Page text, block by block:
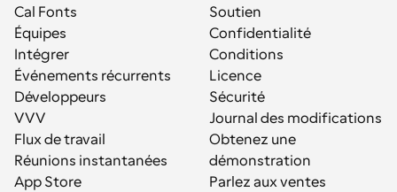
Cal Fonts
Équipes
Intégrer
Événements récurrents
Développeurs
VVV
Flux de travail
Réunions instantanées
App Store
Soutien
Confidentialité
Conditions
Licence
Sécurité
Journal des modifications
Obtenez une
démonstration
Parlez aux ventes